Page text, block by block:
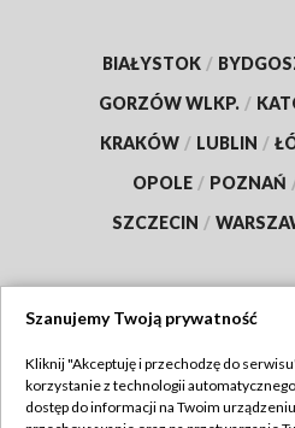
BIAŁYSTOK /
GORZÓW WLKP. /
KRAKÓW / LUBLIN /
OPOLE / POZNAŃ
SZCZECIN /
TVP
Szanujemy Twoją prywatność
Kliknij "Akceptuję i przechodzę do
korzystanie z technologii
dostęp do informacji na Twoim